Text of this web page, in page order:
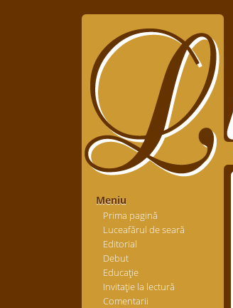
Meniu
Prima pagină
Luceafărul de seară
Editorial
Debut
Educaţie
Invitaţie la lectură
Comentarii